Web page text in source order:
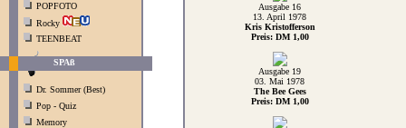
POPFOTO
Rocky
TEENBEAT
SPAß
Dr. Sommer (Best)
Pop - Quiz
Memory
Ausgabe 16
13. April 1978
Kris Kristofferson
Preis: DM 1,00
Ausgabe 19
03. Mai 1978
The Bee Gees
Preis: DM 1,00